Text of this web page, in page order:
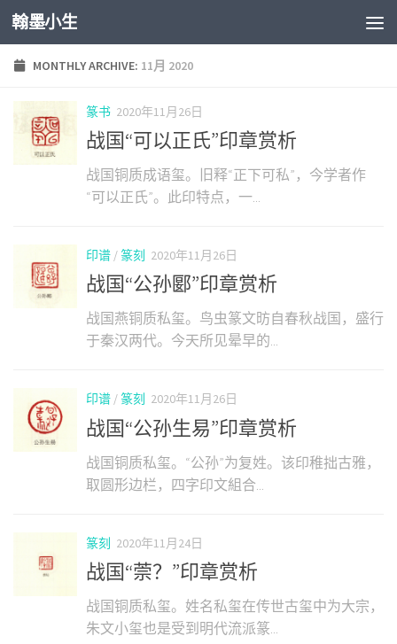
Skip to content
翰墨小生
MONTHLY ARCHIVE: 11月 2020
篆书 2020年11月26日
战国“可以正氏”印章赏析
战国铜质成语玺。旧释“正下可私”，今学者作
“可以正氏”。此印特点，一...
印谱 / 篆刻 2020年11月26日
战国“公孙郾”印章赏析
战国燕铜质私玺。鸟虫篆文昉自春秋战国，盛行
于秦汉两代。今天所见晕早的...
印谱 / 篆刻 2020年11月26日
战国“公孙生易”印章赏析
战国铜质私玺。“公孙”为复姓。该印稚拙古雅，
取圆形边栏，四字印文組合...
篆刻 2020年11月24日
战国“萗？”印章赏析
战国铜质私玺。姓名私玺在传世古玺中为大宗，
朱文小玺也是受到明代流派篆...